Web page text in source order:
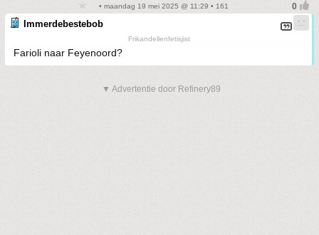
• maandag 19 mei 2025 @ 11:29 • 161
Immerdebestebob
Frikandellenfetisjist
Farioli naar Feyenoord?
▼ Advertentie door Refinery89